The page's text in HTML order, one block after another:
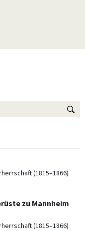
(1815–1866)
zu Mannheim
(1815–1866)